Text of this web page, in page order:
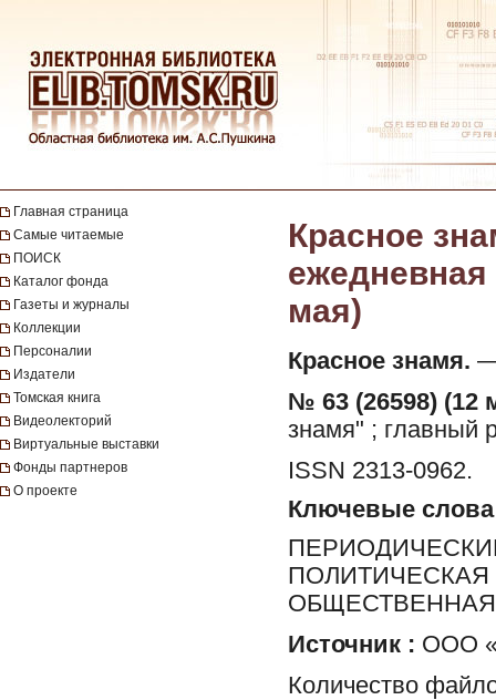
Главная страница
Самые читаемые
ПОИСК
Каталог фонда
Газеты и журналы
Коллекции
Персоналии
Издатели
Томская книга
Видеолекторий
Виртуальные выставки
Фонды партнеров
О проекте
Красное
ежедневная
мая)
Красное знамя. —
№ 63 (26598) (12
знамя" ; главный
ISSN 2313-0962.
Ключевые слова
Источник : ООО
Количество